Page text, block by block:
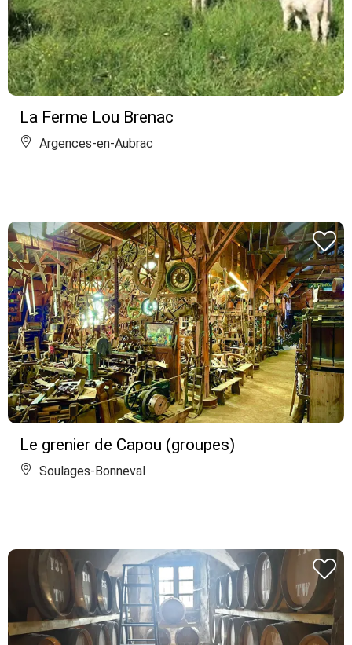
La Ferme Lou Brenac
Argences-en-Aubrac
Le grenier de Capou (groupes)
Soulages-Bonneval